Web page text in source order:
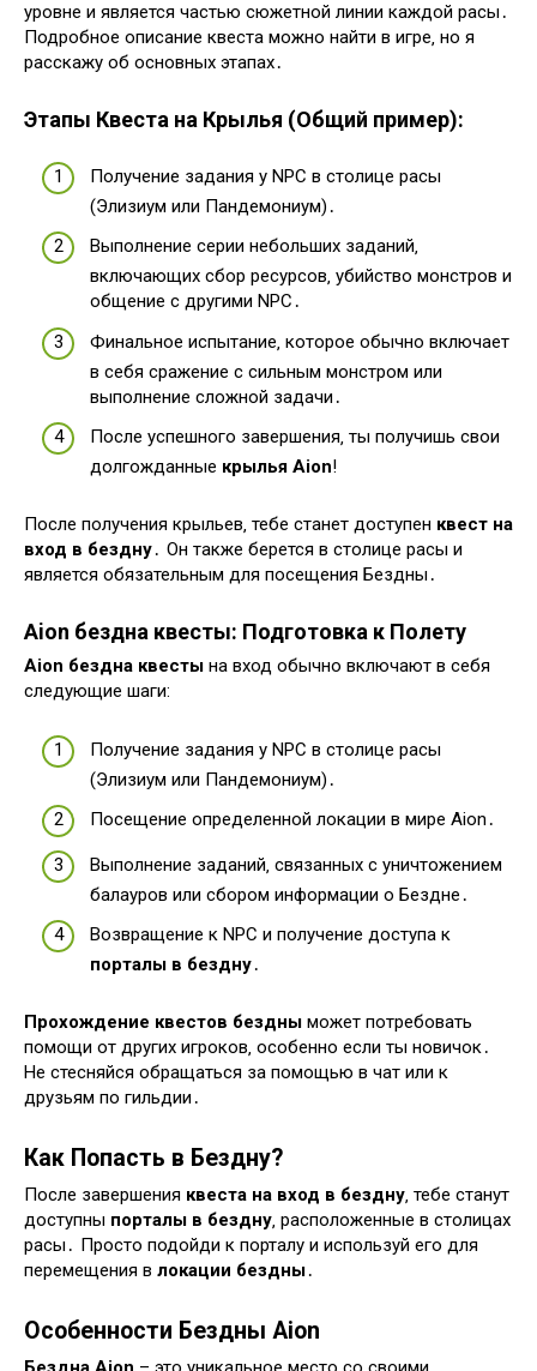
уровне и является частью сюжетной линии каждой расы․
Подробное описание квеста можно найти в игре‚ но я
расскажу об основных этапах․
Этапы Квеста на Крылья (Общий пример):
Получение задания у NPC в столице расы
(Элизиум или Пандемониум)․
Выполнение серии небольших заданий‚
включающих сбор ресурсов‚ убийство монстров и
общение с другими NPC․
Финальное испытание‚ которое обычно включает
в себя сражение с сильным монстром или
выполнение сложной задачи․
После успешного завершения‚ ты получишь свои
долгожданные крылья Aion!
После получения крыльев‚ тебе станет доступен квест на
вход в бездну․ Он также берется в столице расы и
является обязательным для посещения Бездны․
Aion бездна квесты: Подготовка к Полету
Aion бездна квесты на вход обычно включают в себя
следующие шаги:
Получение задания у NPC в столице расы
(Элизиум или Пандемониум)․
Посещение определенной локации в мире Aion․
Выполнение заданий‚ связанных с уничтожением
балауров или сбором информации о Бездне․
Возвращение к NPC и получение доступа к
порталы в бездну․
Прохождение квестов бездны может потребовать
помощи от других игроков‚ особенно если ты новичок․
Не стесняйся обращаться за помощью в чат или к
друзьям по гильдии․
Как Попасть в Бездну?
После завершения квеста на вход в бездну‚ тебе станут
доступны порталы в бездну‚ расположенные в столицах
расы․ Просто подойди к порталу и используй его для
перемещения в локации бездны․
Особенности Бездны Aion